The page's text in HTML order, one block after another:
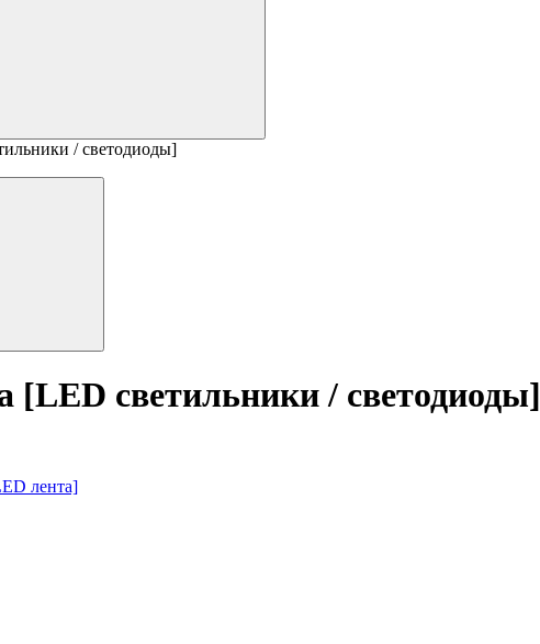
/ светодиоды]
[LED светильники / светодиоды]
лента]